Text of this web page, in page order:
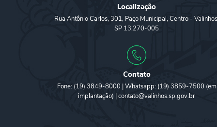
Localização
Rua Antônio Carlos, 301, Paço Municipal, Centro -
SP 13.270-005
Contato
Fone: (19) 3849-8000 | Whatsapp: (19) 3859-7500 (em
implantação) | contato@valinhos.sp.gov.br